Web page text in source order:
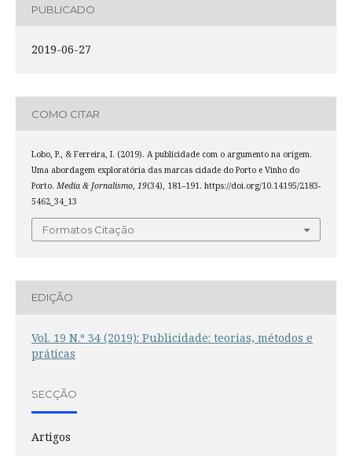
PUBLICADO
2019-06-27
COMO CITAR
Lobo, P., & Ferreira, I. (2019). A publicidade com o argumento na origem.
Uma abordagem exploratória das marcas cidade do Porto e Vinho do
Porto. Media & Jornalismo, 19(34), 181–191. https://doi.org/10.14195/2183-
5462_34_13
Formatos Citação
EDIÇÃO
Vol. 19 N.º 34 (2019): Publicidade: teorias, métodos e
práticas
SECÇÃO
Artigos